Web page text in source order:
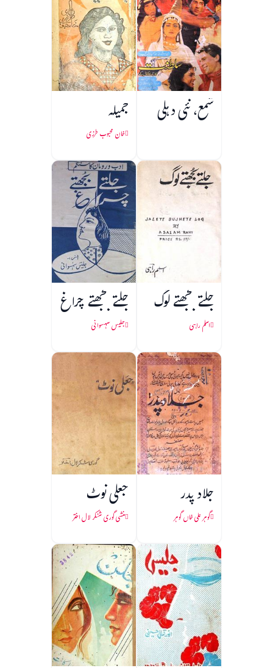
شمع، نئی دہلی جمیلہ
خان محبوب طرزی
جلتے بجھتے لوگ
اسلم راہی
جلتے بجھتے چراغ
جلیس سہسوانی
جلاد پدر
گوہر علی خاں گوہر
جعلی نوٹ
منشی گوری شنکر لال اختر